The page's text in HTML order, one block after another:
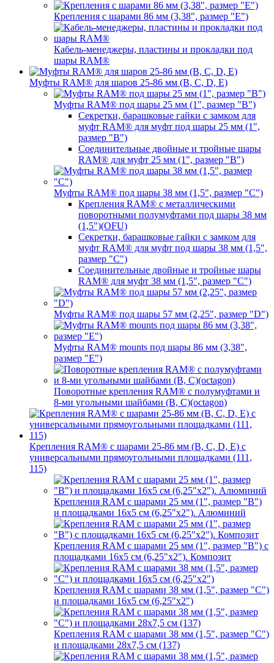
Крепления с шарами 86 мм (3,38", размер "E")
Кабель-менеджеры, пластины и прокладки под
шары RAM®
Муфты RAM® для шаров 25-86 мм (B, C, D, E)
Муфты RAM® под шары 25 мм (1", размер "B")
Секретки, барашковые гайки с замком для
муфт RAM® для муфт под шары 25 мм (1",
размер "B")
Соединительные двойные и тройные шары
RAM® для муфт 25 мм (1", размер "B")
Муфты RAM® под шары 38 мм (1,5", размер "C")
Крепления RAM® с металлическими
поворотными полумуфтами под шары 38 мм
(1,5")(OFU)
Секретки, барашковые гайки с замком для
муфт RAM® для муфт под шары 38 мм (1,5",
размер "C")
Соединительные двойные и тройные шары
RAM® для муфт 38 мм (1,5", размер "C")
Муфты RAM® под шары 57 мм (2,25", размер "D")
Муфты RAM® mounts под шары 86 мм (3,38",
размер "E")
Поворотные крепления RAM® c полумуфтами и
8-ми угольными шайбами (B, C)(octagon)
Крепления RAM® с шарами 25-86 мм (B, C, D, E) с
универсальными прямоугольными площадками (111,
115)
Крепления RAM с шарами 25 мм (1", размер "B")
и площадками 16х5 см (6,25"х2"). Алюминий
Крепления RAM с шарами 25 мм (1", размер "B") с
площадками 16х5 см (6,25"х2"). Композит
Крепления RAM с шарами 38 мм (1,5", размер "C")
и площадками 16х5 см (6,25"х2")
Крепления RAM с шарами 38 мм (1,5", размер "C")
и площадками 28х7,5 см (137)